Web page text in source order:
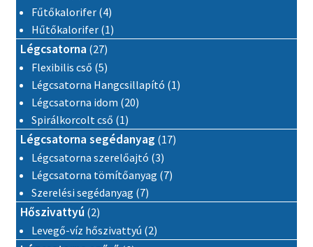
Fűtőkalorifer 44 termék
Hűtőkalorifer 11 termék
Légcsatorna 2727 termék
Flexibilis cső 55 termék
Légcsatorna Hangcsillapító 11 termék
Légcsatorna idom 2020 termék
Spirálkorcolt cső 11 termék
Légcsatorna segédanyag 1717 termék
Légcsatorna szerelőajtó 33 termék
Légcsatorna tömítőanyag 77 termék
Szerelési segédanyag 77 termék
Hőszivattyú 22 termék
Levegő-víz hőszivattyú 22 termék